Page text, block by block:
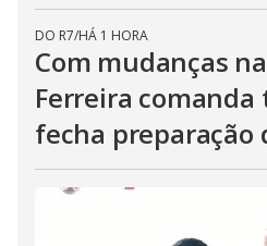
DO R7/HÁ 1 HORA
Com mudanças
Ferreira
fecha preparação